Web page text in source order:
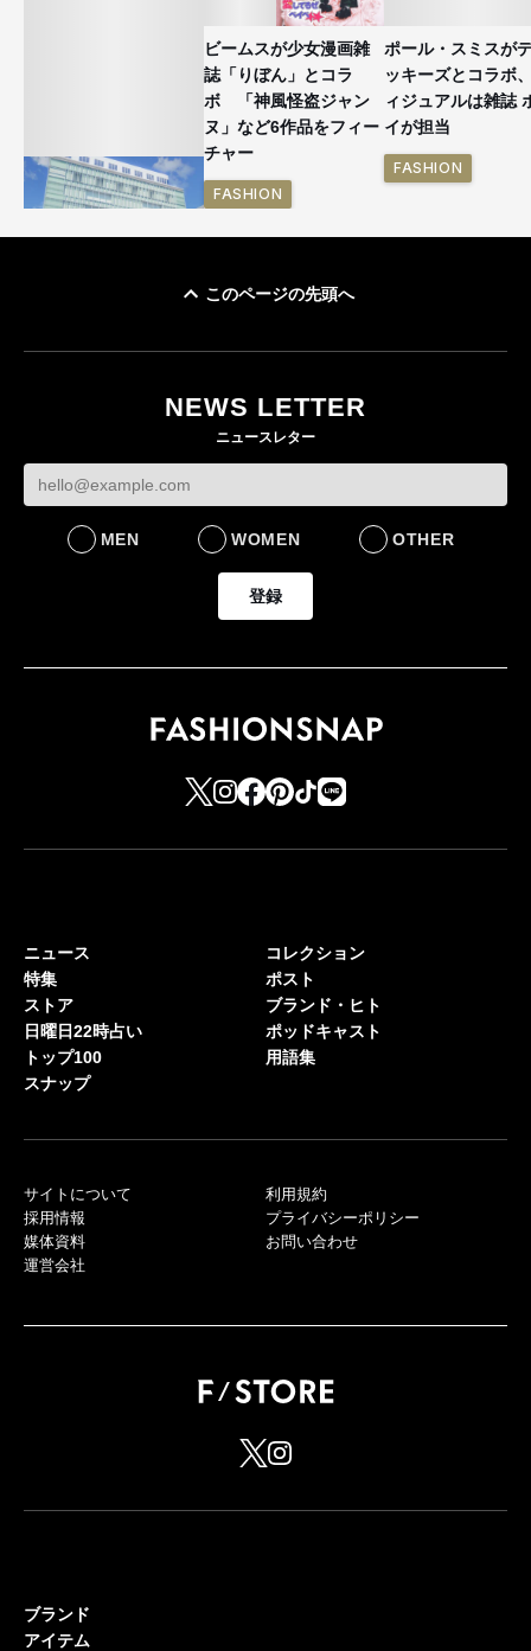
ビームスが少女漫画雑
誌「りぼん」とコラ
ボ 「神風怪盗ジャン
ヌ」など6作品をフィー
チャー
FASHION
ポール・スミスが
ッキーズとコラボ
ィジュアルは雑誌
イが担当
FASHION
このページの先頭へ
NEWS LETTER
ニュースレター
MEN WOMEN OTHER
登録
ニュース
特集
ストア
日曜日22時占い
トップ100
スナップ
コレクション
ポスト
ブランド・ヒト
ポッドキャスト
用語集
サイトについて
採用情報
媒体資料
運営会社
利用規約
プライバシーポリシー
お問い合わせ
ブランド
アイテム